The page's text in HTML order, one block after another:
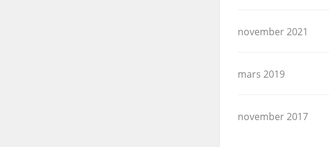
november 2021
mars 2019
november 2017